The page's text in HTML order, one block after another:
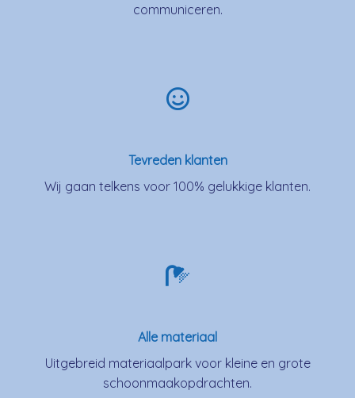
communiceren.
Tevreden klanten
Wij gaan telkens voor 100% gelukkige klanten.
Alle materiaal
Uitgebreid materiaalpark voor kleine en grote
schoonmaakopdrachten.